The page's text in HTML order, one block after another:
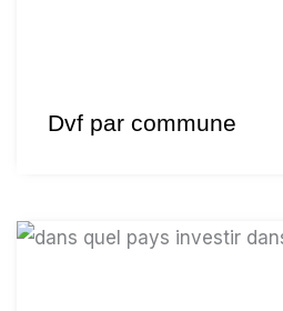
Dvf par commune